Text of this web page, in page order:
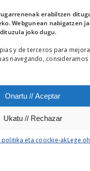
erabiltzen
Webgunean nabigatzen
joko dugu.
y de terceros para
navegando,
Onartu // Aceptar
Ukatu // Rechazar
eta coockie-akLege